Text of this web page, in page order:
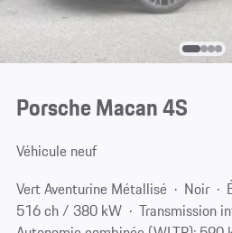
Porsche Macan 4S
Véhicule neuf
Vert Aventurine Métallisé
Noir
516 ch / 380 kW
Transmission